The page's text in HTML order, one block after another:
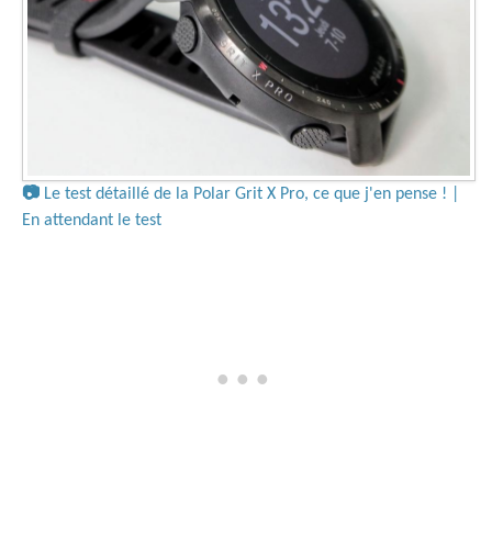
📷 Le test détaillé de la Polar Grit X Pro, ce que j'en pense ! |
En attendant le test